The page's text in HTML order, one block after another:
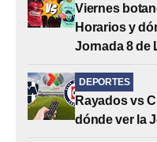
Viernes
Horarios y
Jornada 8 de
DEPORTES
Rayados vs
dónde ver la